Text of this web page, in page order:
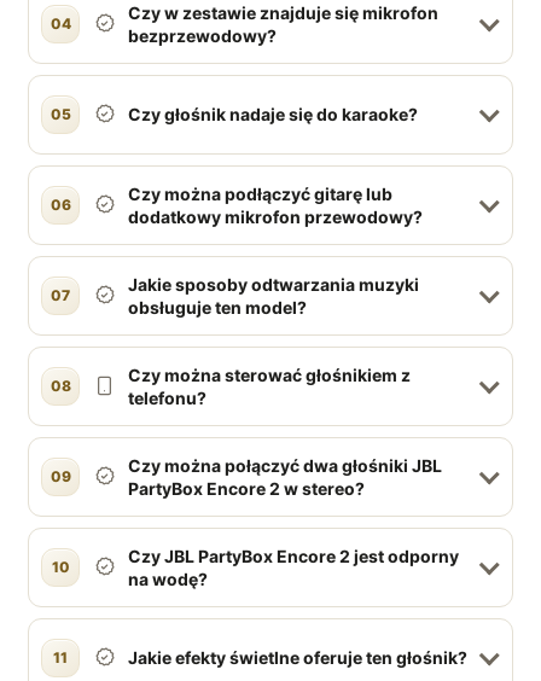
04
Czy w zestawie znajduje się mikrofon
bezprzewodowy?
05 Czy głośnik nadaje się do karaoke?
06
Czy można podłączyć gitarę lub
dodatkowy mikrofon przewodowy?
07
Jakie sposoby odtwarzania muzyki
obsługuje ten model?
08
Czy można sterować głośnikiem z
telefonu?
09
Czy można połączyć dwa głośniki JBL
PartyBox Encore 2 w stereo?
10
Czy JBL PartyBox Encore 2 jest odporny
na wodę?
11 Jakie efekty świetlne oferuje ten głośnik?